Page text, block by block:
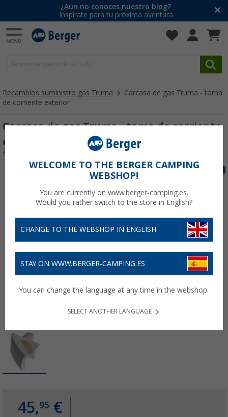
¿Aún no conoces nuestro blog?
Inspírate para tu próxima aventura
Recambios suministro gas Truma
Carcasa de gas Truma - toma
de corriente exterior
Carcasa de gas Truma - toma de corriente
exterior
Nº de artículo 125853
45,95 €
WELCOME TO THE BERGER CAMPING
WEBSHOP!
You are currently on www.berger-camping.es.
Would you rather switch to the store in English?
CHANGE TO THE WEBSHOP IN ENGLISH
STAY ON WWW.BERGER-CAMPING.ES
You can change the language at any time in the webshop.
SELECT ANOTHER LANGUAGE